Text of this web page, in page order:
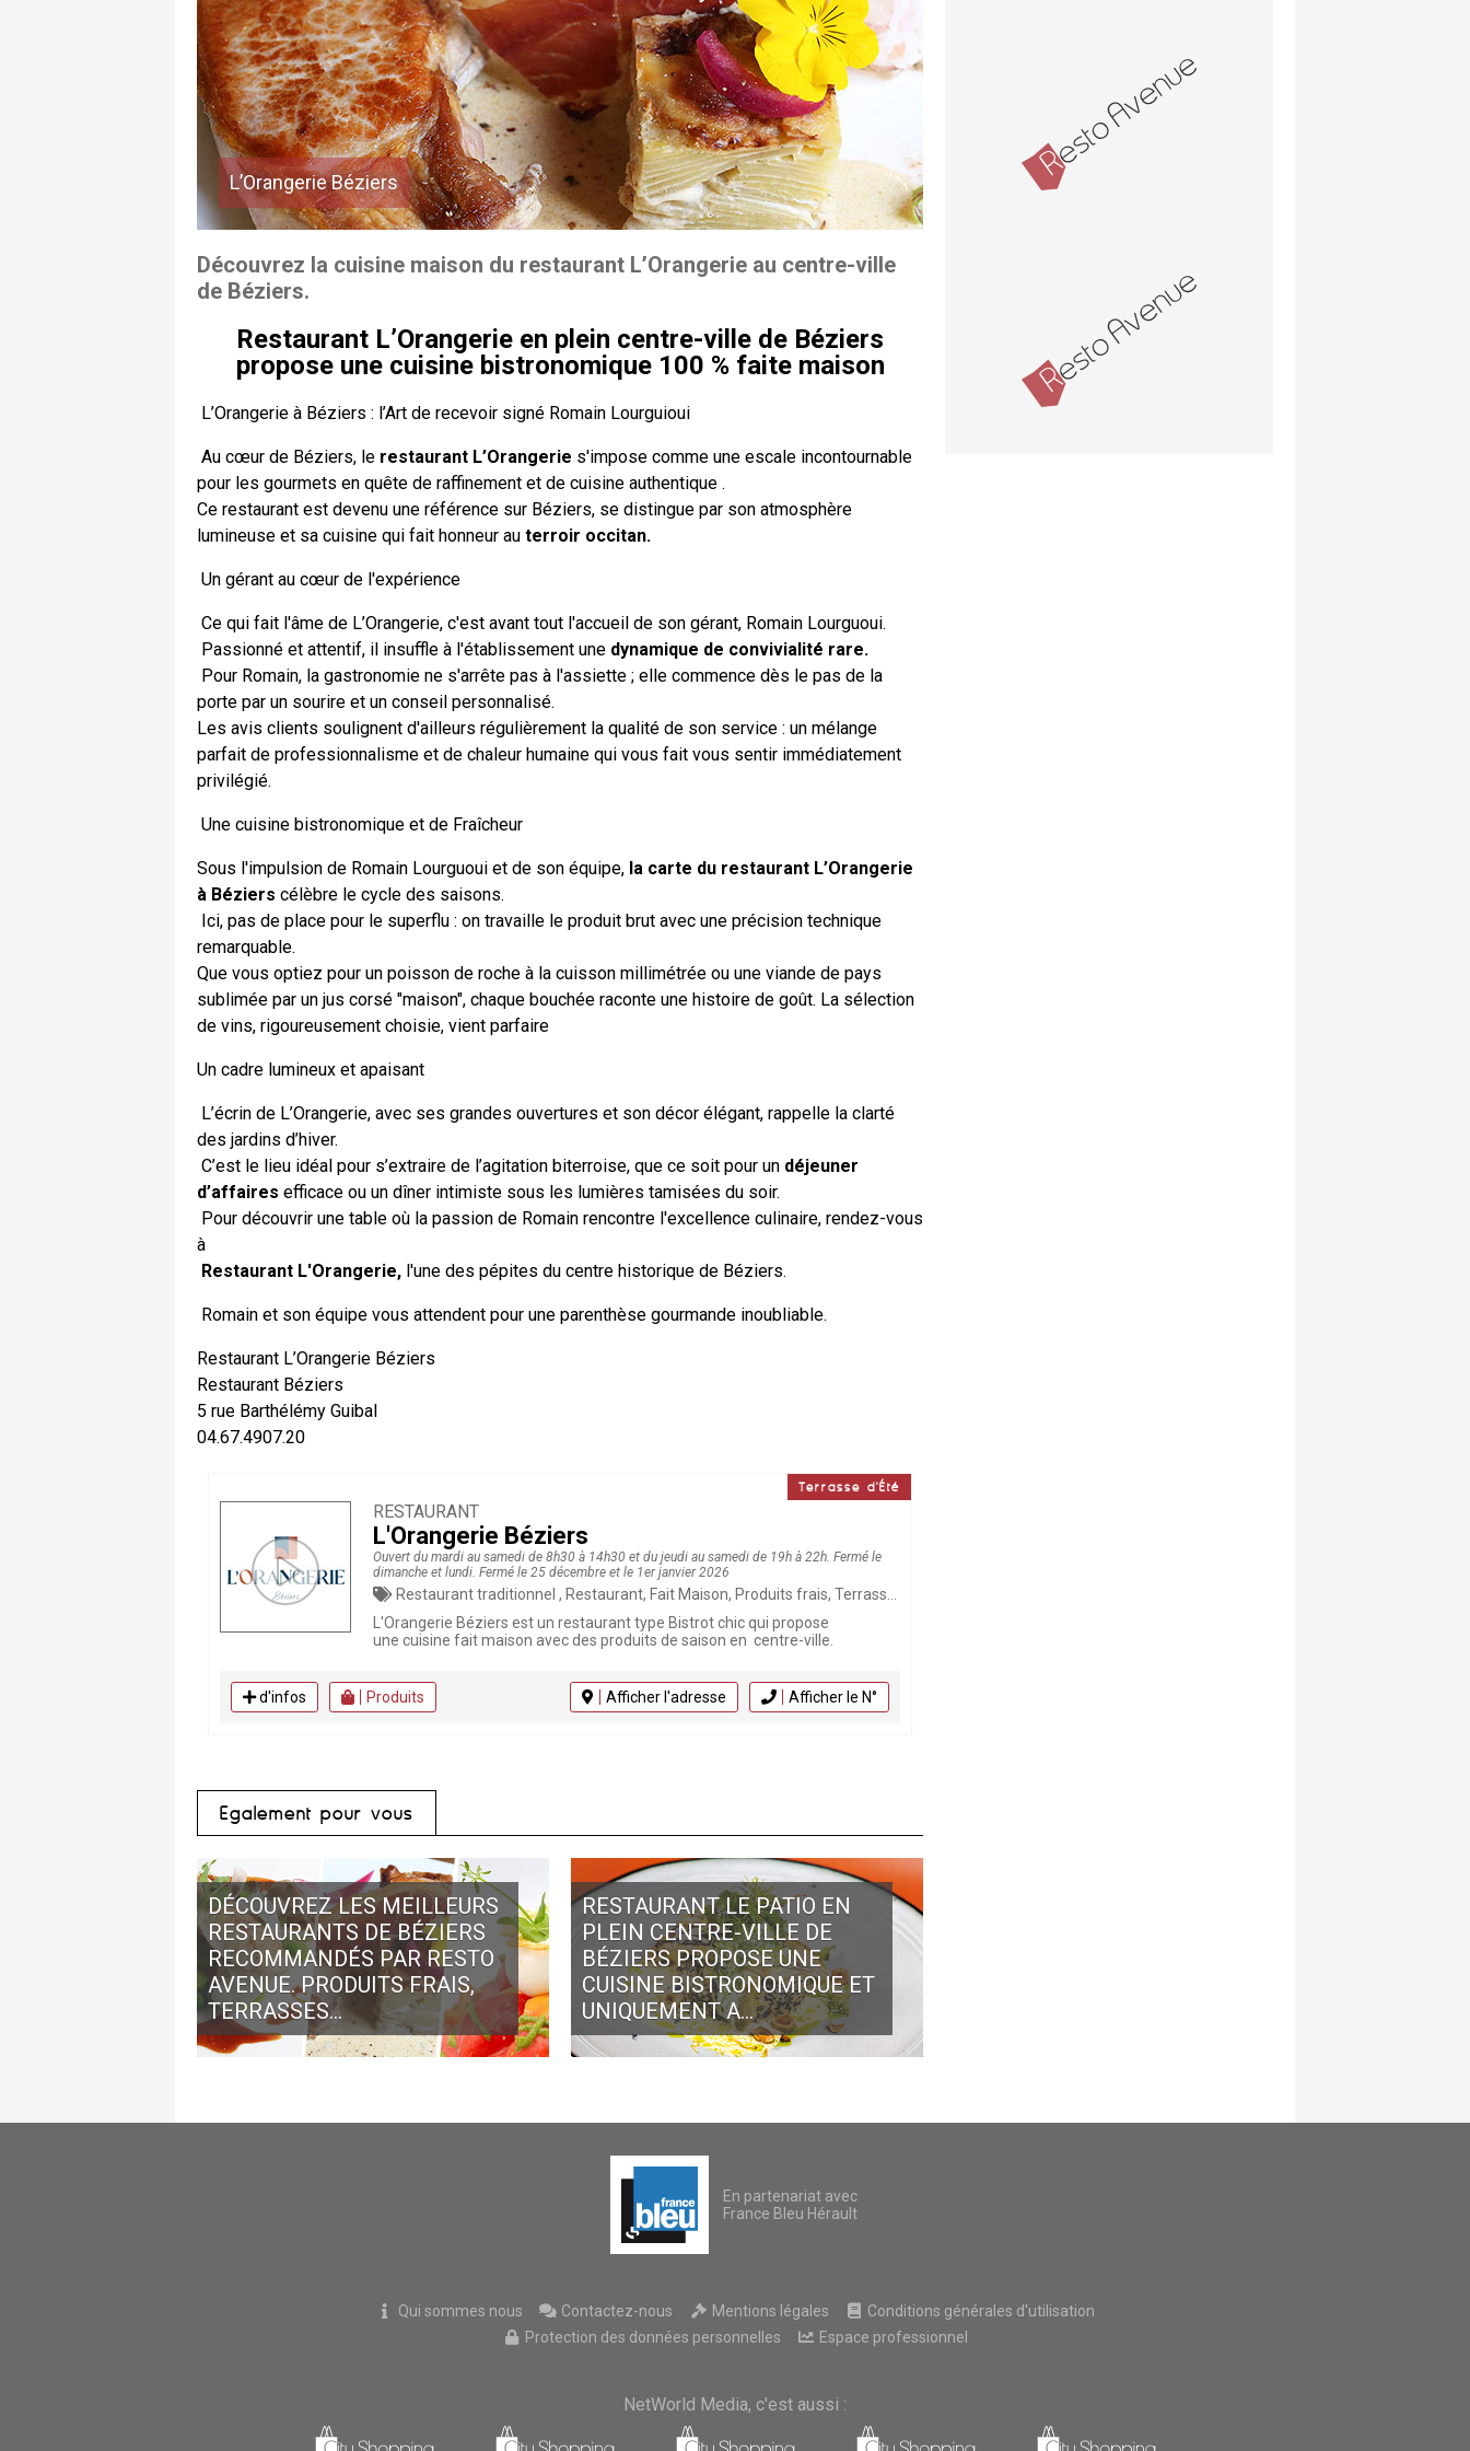
L’Orangerie Béziers
Découvrez la cuisine maison du restaurant L’Orangerie au centre-ville
de Béziers.
Restaurant L’Orangerie en plein centre-ville de Béziers
propose une cuisine bistronomique 100 % faite maison
L’Orangerie à Béziers : l’Art de recevoir signé Romain Lourguioui
Au cœur de Béziers, le restaurant L’Orangerie s'impose comme une escale incontournable
pour les gourmets en quête de raffinement et de cuisine authentique .
Ce restaurant est devenu une référence sur Béziers, se distingue par son atmosphère
lumineuse et sa cuisine qui fait honneur au terroir occitan.
Un gérant au cœur de l'expérience
Ce qui fait l'âme de L’Orangerie, c'est avant tout l'accueil de son gérant, Romain Lourguoui.
Passionné et attentif, il insuffle à l'établissement une dynamique de convivialité rare.
Pour Romain, la gastronomie ne s'arrête pas à l'assiette ; elle commence dès le pas de la
porte par un sourire et un conseil personnalisé.
Les avis clients soulignent d'ailleurs régulièrement la qualité de son service : un mélange
parfait de professionnalisme et de chaleur humaine qui vous fait vous sentir immédiatement
privilégié.
Une cuisine bistronomique et de Fraîcheur
Sous l'impulsion de Romain Lourguoui et de son équipe, la carte du restaurant L’Orangerie
à Béziers célèbre le cycle des saisons.
Ici, pas de place pour le superflu : on travaille le produit brut avec une précision technique
remarquable.
Que vous optiez pour un poisson de roche à la cuisson millimétrée ou une viande de pays
sublimée par un jus corsé "maison", chaque bouchée raconte une histoire de goût. La sélection
de vins, rigoureusement choisie, vient parfaire
Un cadre lumineux et apaisant
L’écrin de L’Orangerie, avec ses grandes ouvertures et son décor élégant, rappelle la clarté
des jardins d’hiver.
C’est le lieu idéal pour s’extraire de l’agitation biterroise, que ce soit pour un déjeuner
d’affaires efficace ou un dîner intimiste sous les lumières tamisées du soir.
Pour découvrir une table où la passion de Romain rencontre l'excellence culinaire, rendez-vous
à
Restaurant L'Orangerie, l'une des pépites du centre historique de Béziers.
Romain et son équipe vous attendent pour une parenthèse gourmande inoubliable.
Restaurant L’Orangerie Béziers
Restaurant Béziers
5 rue Barthélémy Guibal
04.67.4907.20
Terrasse d'Été
RESTAURANT
L'Orangerie Béziers
Ouvert du mardi au samedi de 8h30 à 14h30 et du jeudi au samedi de 19h à 22h. Fermé le
dimanche et lundi. Fermé le 25 décembre et le 1er janvier 2026
Restaurant traditionnel , Restaurant, Fait Maison, Produits frais, Terrasse, Burger, Grillades, Poissons et Coquillages, Tapas, Brasserie, Animaux bienvenus, Cuisine française, Bistronomique, Livraison à domicile, Plats à emporter, Click & Collect
L'Orangerie Béziers est un restaurant type Bistrot chic qui propose
une cuisine fait maison avec des produits de saison en centre-ville.
d'infos Produits Afficher l'adresse Afficher le N°
Egalement pour vous
DÉCOUVREZ LES MEILLEURS
RESTAURANTS DE BÉZIERS
RECOMMANDÉS PAR RESTO
AVENUE. PRODUITS FRAIS,
TERRASSES...
RESTAURANT LE PATIO EN
PLEIN CENTRE-VILLE DE
BÉZIERS PROPOSE UNE
CUISINE BISTRONOMIQUE ET
UNIQUEMENT A...
En partenariat avec
France Bleu Hérault
Qui sommes nous Contactez-nous Mentions légales
Conditions générales d'utilisation
Protection des données personnelles
Espace professionnel
NetWorld Media, c'est aussi :